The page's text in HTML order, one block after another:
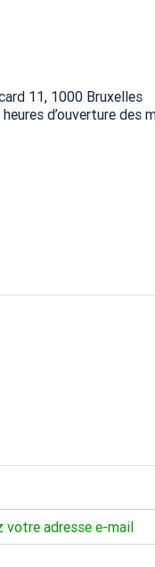
11, 1000 Bruxelles
d’ouverture des